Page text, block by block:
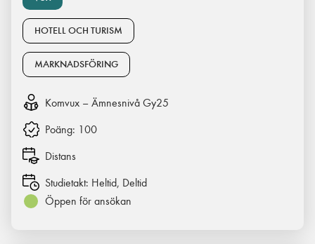
HOTELL OCH TURISM
MARKNADSFÖRING
Komvux – Ämnesnivå Gy25
Poäng: 100
Distans
Studietakt: Heltid, Deltid
Öppen för ansökan